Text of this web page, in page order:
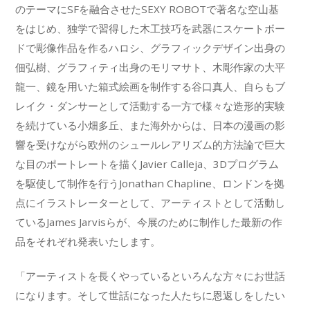
のテーマにSFを融合させたSEXY ROBOTで著名な空山基
をはじめ、独学で習得した木工技巧を武器にスケートボー
ドで彫像作品を作るハロシ、グラフィックデザイン出身の
佃弘樹、グラフィティ出身のモリマサト、木彫作家の大平
龍一、鏡を用いた箱式絵画を制作する谷口真人、自らもブ
レイク・ダンサーとして活動する一方で様々な造形的実験
を続けている小畑多丘、また海外からは、日本の漫画の影
響を受けながら欧州のシュールレアリズム的方法論で巨大
な目のポートレートを描くJavier Calleja、3Dプログラム
を駆使して制作を行うJonathan Chapline、ロンドンを拠
点にイラストレーターとして、アーティストとして活動し
ているJames Jarvisらが、今展のために制作した最新の作
品をそれぞれ発表いたします。
「アーティストを長くやっているといろんな方々にお世話
になります。そして世話になった人たちに恩返しをしたい